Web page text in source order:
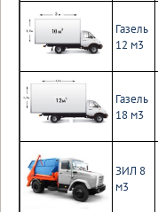
Газель
12 м3
Газель
18 м3
ЗИЛ 8
м3